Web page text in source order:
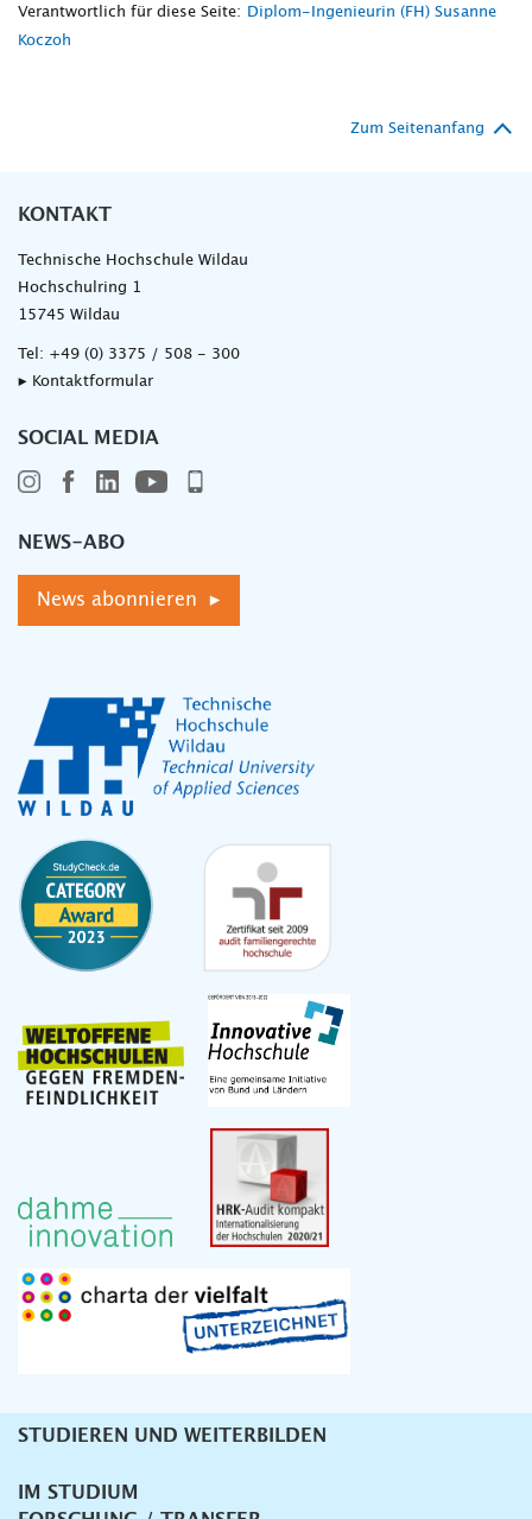
Verantwortlich für diese Seite:
Diplom-Ingenieurin (FH) Susanne
Koczoh
Zum Seitenanfang
KONTAKT
Technische Hochschule Wildau
Hochschulring 1
15745 Wildau
Tel: +49 (0) 3375 / 508 - 300
▸ Kontaktformular
SOCIAL MEDIA
NEWS-ABO
News abonnieren ▸
Unternavigation
STUDIEREN UND WEITERBILDEN
IM STUDIUM